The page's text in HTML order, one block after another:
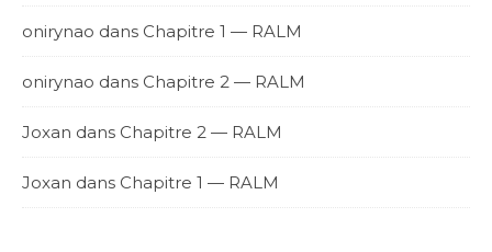
onirynao dans Chapitre 1 — RALM
onirynao dans Chapitre 2 — RALM
Joxan dans Chapitre 2 — RALM
Joxan dans Chapitre 1 — RALM